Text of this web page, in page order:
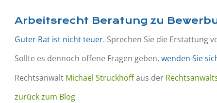
Arbeitsrecht Beratung zu
Guter Rat ist nicht teuer. Sprechen Sie die Erstattung
Sollte es dennoch offene Fragen geben, wenden Sie
Rechtsanwalt Michael Struckhoffaus der
zurück zum Blog